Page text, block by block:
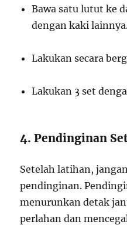
Bawa satu lutut ke
dengan kaki
Lakukan secara
Lakukan 3 set
4. Pendinginan
Setelah latihan,
pendinginan.
menurunkan detak
perlahan dan